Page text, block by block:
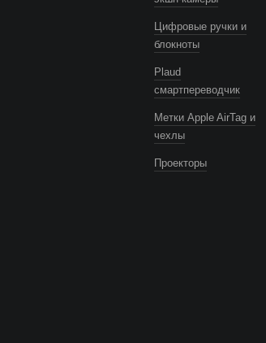
Цифровые ручки и
блокноты
Plaud
смартпереводчик
Метки Apple AirTag и
чехлы
Проекторы